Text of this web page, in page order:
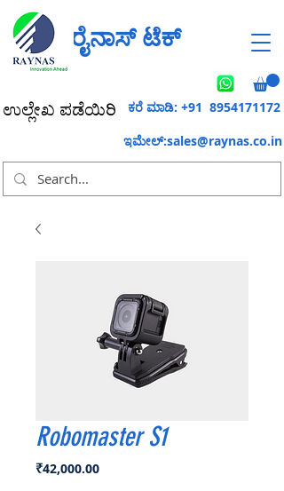
ಉಲ್ಲೇಖ ಪಡೆಯಿರಿ
ರೈನಾಸ್ ಟೆಕ್
ಕರೆ ಮಾಡಿ: +91 8954171172
ಇಮೇಲ್:sales@raynas.co.in
Robomaster S1
₹42,000.00Price